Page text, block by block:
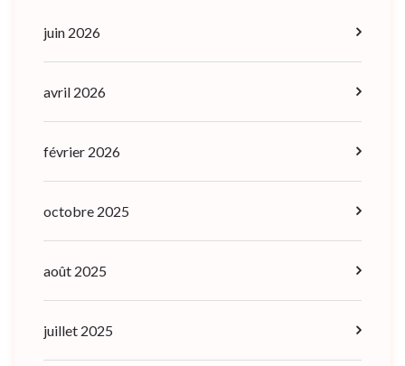
juin 2026
avril 2026
février 2026
octobre 2025
août 2025
juillet 2025